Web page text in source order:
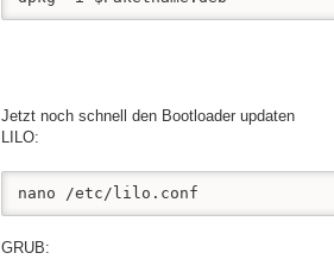
Jetzt noch schnell den Bootloader updaten
LILO:
nano /etc/lilo.conf
GRUB: